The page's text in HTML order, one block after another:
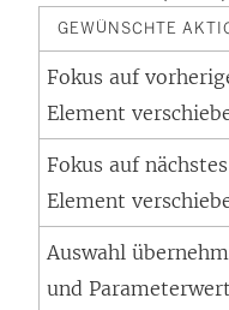
GEWÜNSCHTE
Fokus auf
Element
Fokus auf nächstes
Element
Auswahl
und Parameterwert